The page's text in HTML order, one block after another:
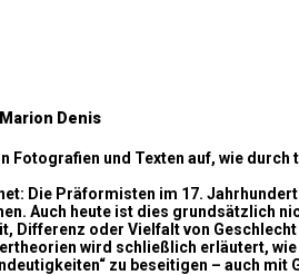
Denis
Fotografien und Texten auf, wie
Die Präformisten im 17.
Auch heute ist dies grundsätzlich
Differenz oder Vielfalt von
wird schließlich erläutert,
zu beseitigen – auch mit